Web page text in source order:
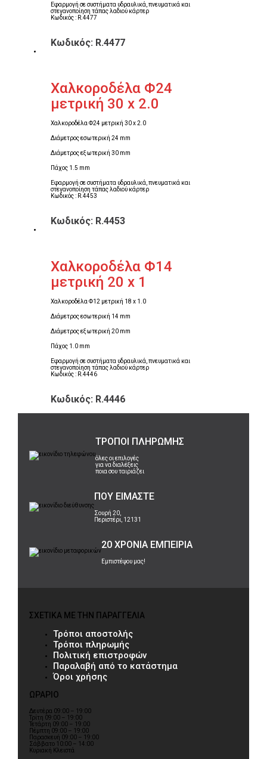
Εφαρμογή σε συστήματα υδραυλικά, πνευματικά και
στεγανοποίηση τάπας λαδιού κάρτερ
Κωδικός : R.4477
Κωδικός: R.4477
Χαλκοροδέλα Φ24
μετρική 30 x 2.0
Χαλκοροδέλα Φ24 μετρική 30 x 2.0
Διάμετρος εσωτερική 24 mm
Διάμετρος εξωτερική 30 mm
Πάχος 1.5 mm
Εφαρμογή σε συστήματα υδραυλικά, πνευματικά και
στεγανοποίηση τάπας λαδιού κάρτερ
Κωδικός : R.4453
Κωδικός: R.4453
Χαλκοροδέλα Φ14
μετρική 20 x 1
Χαλκοροδέλα Φ12 μετρική 18 x 1.0
Διάμετρος εσωτερική 14 mm
Διάμετρος εξωτερική 20 mm
Πάχος 1.0 mm
Εφαρμογή σε συστήματα υδραυλικά, πνευματικά και
στεγανοποίηση τάπας λαδιού κάρτερ
Κωδικός : R.4446
Κωδικός: R.4446
ΤΡΟΠΟΙ ΠΛΗΡΩΜΗΣ
όλες οι επιλογές
για να διαλέξεις
ποια σου ταιριάζει
ΠΟΥ ΕΙΜΑΣΤΕ
Σουρή 20,
Περιστέρι, 12131
20 ΧΡΟΝΙΑ ΕΜΠΕΙΡΙΑ
Εμπιστέψου μας!
ΣΧΕΤΙΚΑ ΜΕ ΤΗΝ ΠΑΡΑΓΓΕΛΙΑ
Τρόποι αποστολής
Τρόποι πληρωμής
Πολιτική επιστροφών
Παραλαβή από το κατάστημα
Όροι χρήσης
ΩΡΑΡΙΟ
Δευτέρα 09:00 – 19:00
Τρίτη 09:00 – 19:00
Τετάρτη 09:00 – 19:00
Πέμπτη 09:00 – 19:00
Παρασκευή 09:00 – 19:00
Σάββατο 10:00 – 14:00
Κυριακή Κλειστά